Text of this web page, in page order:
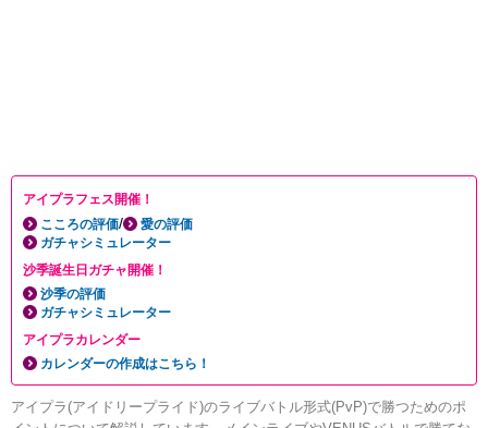
アイプラフェス開催！
こころの評価/
愛の評価
ガチャシミュレーター
沙季誕生日ガチャ開催！
沙季の評価
ガチャシミュレーター
アイプラカレンダー
カレンダーの作成はこちら！
アイプラ(アイドリープライド)のライブバトル形式(PvP)で勝つためのポ